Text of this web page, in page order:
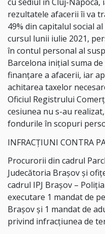
rezultatele afacerii îi va
49% din capitalul social
cursul lunii iulie 2021,
în contul personal al
Barcelona inițial suma
finanțare a afacerii, iar
achitarea taxelor
Oficiul Registrului
cesiunea nu s-au
fondurile în scopuri
INFRACȚIUNI CONTRA
Procurorii din cadrul
Judecătoria Brașov și
cadrul IPJ Brașov –
executare 1 mandat de
Brașov și 1 mandat de
privind infracțiunea de